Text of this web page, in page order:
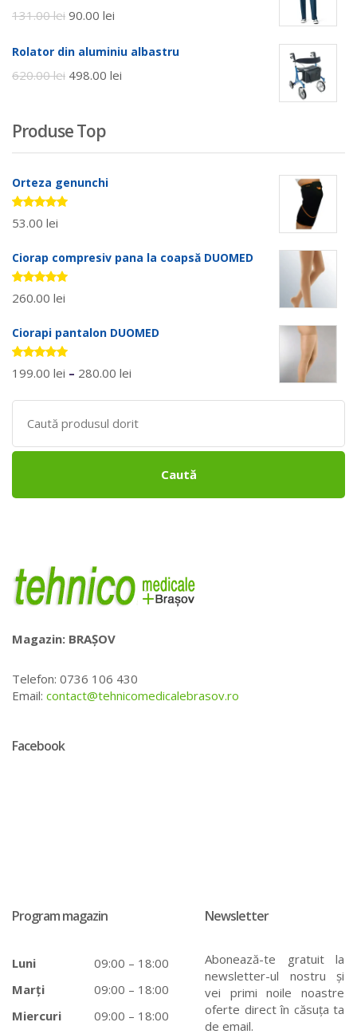
131.00lei 90.00 lei
Rolator din aluminiu albastru
620.00lei 498.00 lei
Produse Top
Orteza genunchi
Evaluat la
5.00stele
53.00 lei
Ciorap compresiv pana la coapsă DUOMED
Evaluat la
5.00stele
260.00 lei
Ciorapi pantalon DUOMED
Evaluat la
5.00stele
199.00 lei – 280.00 lei
Search
for:
Caută
Magazin: BRAȘOV
Telefon: 0736 106 430
Email: contact@tehnicomedicalebrasov.ro
Facebook
Program magazin
Luni
09:00 – 18:00
Marți
09:00 – 18:00
Miercuri
09:00 – 18:00
Newsletter
Abonează-te gratuit la
newsletter-ul nostru și
vei primi noile noastre
oferte direct în căsuța ta
de email.